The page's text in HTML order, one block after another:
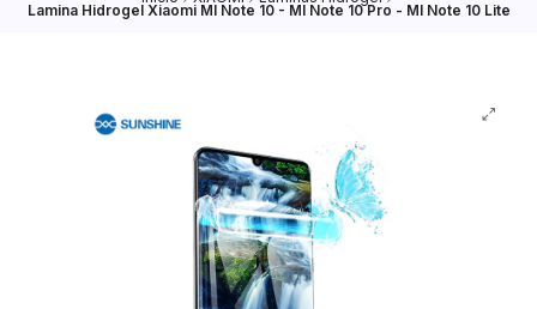
Lamina Hidrogel Xiaomi MI Note 10 - MI Note 10 Pro - MI Note 10 Lite